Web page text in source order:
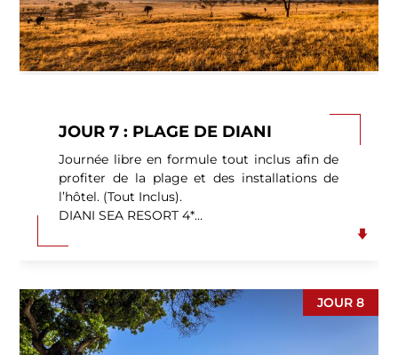
JOUR 7 : PLAGE DE DIANI
Journée libre en formule tout inclus afin de
profiter de la plage et des installations de
l’hôtel. (Tout Inclus).
DIANI SEA RESORT 4*
bâtiments de 2 étages maximum, situé
directement en bord de mer sur la
magnifique plage de diani. Niché dans de
superbes jardins tropicaux bien entretenus, il
JOUR 8